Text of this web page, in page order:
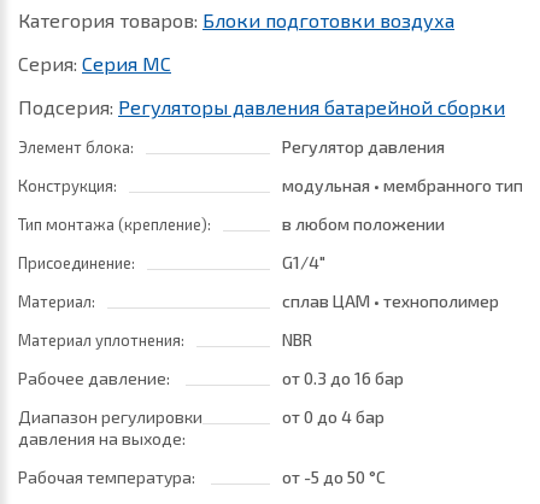
Категория товаров: Блоки подготовки воздуха
Серия: Серия MC
Подсерия: Регуляторы давления батарейной сборки
Элемент блока: Регулятор давления
Конструкция: модульная • мембранного типа
Тип монтажа (крепление): в любом положении
Присоединение: G1/4"
Материал: сплав ЦАМ • технополимер
Материал уплотнения:
NBR
Рабочее давление:
от 0.3 до 16 бар
Диапазон регулировки
давления на выходе:
от 0 до 4 бар
Рабочая температура: от -5 до 50 °C